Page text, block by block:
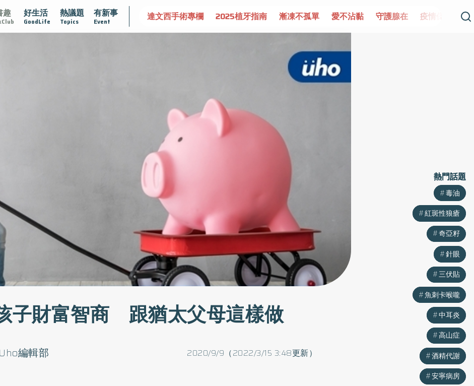
趣 好生活
GoodLife
熱議題
Topics
有新事
Event
守護骨骼健康 達文西手術專欄 2025植牙指南 漸凍不孤單 愛不沾黏 守護腺在 疫情保衛戰 再生醫學 愛的
子財富智商 跟猶太父母這樣做
2020/9/9（2022/3/15 3:48更新）
Uho編輯部
熱門話題
毒油
紅斑性狼瘡
奇亞籽
針眼
三伏貼
魚刺卡喉嚨
中耳炎
高山症
酒精代謝
安寧病房
熱門話題
毒油
紅斑性狼瘡
奇亞籽
針眼
三伏貼
魚刺卡喉嚨
中耳炎
高山症
酒精代謝
安寧病房